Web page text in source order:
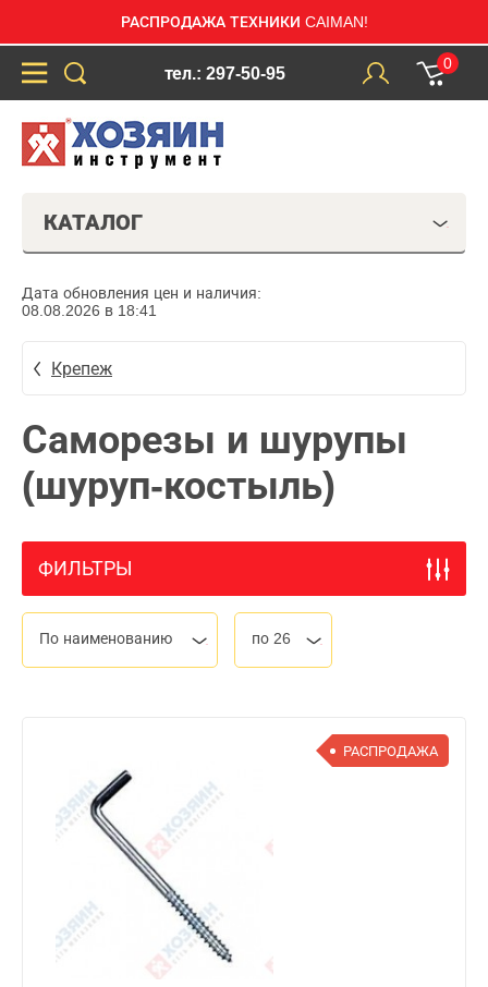
РАСПРОДАЖА ТЕХНИКИ CAIMAN!
тел.: 297-50-95
0
КАТАЛОГ
Дата обновления цен и наличия:
08.08.2026 в 18:41
Крепеж
Саморезы и шурупы
(шуруп-костыль)
ФИЛЬТРЫ
По наименованию по 26
РАСПРОДАЖА